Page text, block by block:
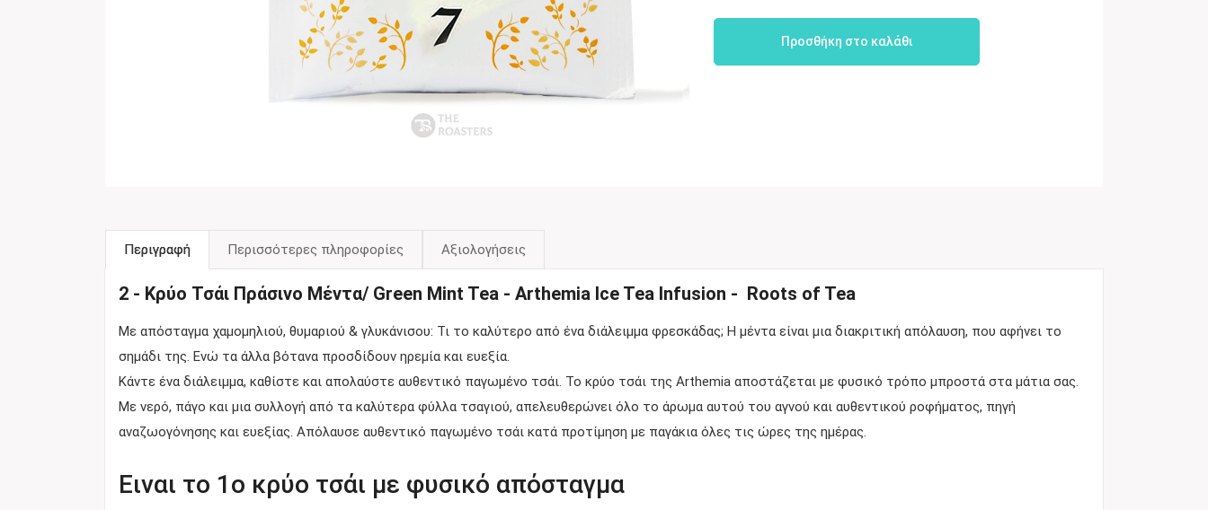
Προσθήκη στο καλάθι
Περιγραφή Περισσότερες πληροφορίες Αξιολογήσεις
2 - Κρύο Τσάι Πράσινο Μέντα/ Green Mint Tea - Arthemia Ice Tea Infusion - Roots of Tea
Με απόσταγμα χαμομηλιού, θυμαριού & γλυκάνισου: Τι το καλύτερο από ένα διάλειμμα φρεσκάδας; Η μέντα είναι μια διακριτική απόλαυση, που αφήνει το
σημάδι της. Ενώ τα άλλα βότανα προσδίδουν ηρεμία και ευεξία.
Κάντε ένα διάλειμμα, καθίστε και απολαύστε αυθεντικό παγωμένο τσάι. Το κρύο τσάι της Arthemia αποστάζεται με φυσικό τρόπο μπροστά στα μάτια σας.
Με νερό, πάγο και μια συλλογή από τα καλύτερα φύλλα τσαγιού, απελευθερώνει όλο το άρωμα αυτού του αγνού και αυθεντικού ροφήματος, πηγή
αναζωογόνησης και ευεξίας. Απόλαυσε αυθεντικό παγωμένο τσάι κατά προτίμηση με παγάκια όλες τις ώρες της ημέρας.
Ειναι το 1ο κρύο τσάι με φυσικό απόσταγμα